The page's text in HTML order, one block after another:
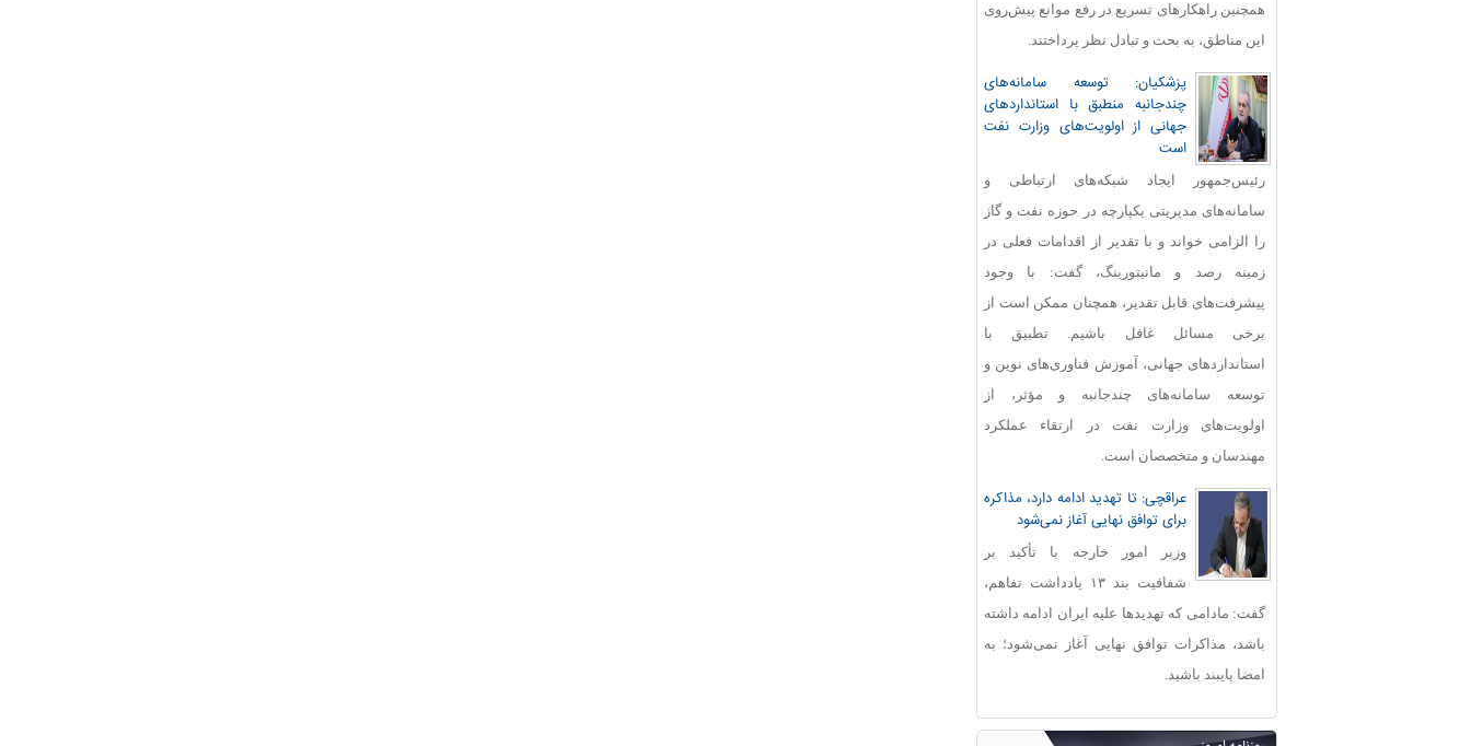
همچنین راهکارهای تسریع در رفع موانع پیش‌روی
این مناطق، به بحث و تبادل نظر پرداختند.
پزشکیان: توسعه سامانه‌های
چندجانبه منطبق با استانداردهای
جهانی از اولویت‌های وزارت نفت
است
رئیس‌جمهور ایجاد شبکه‌های ارتباطی و
سامانه‌های مدیریتی یکپارچه در حوزه نفت و گاز
را الزامی خواند و با تقدیر از اقدامات فعلی در
زمینه رصد و مانیتورینگ، گفت: با وجود
پیشرفت‌های قابل‌ تقدیر، همچنان ممکن است از
برخی مسائل غافل باشیم. تطبیق با
استانداردهای جهانی، آموزش فناوری‌های نوین و
توسعه سامانه‌های چندجانبه و مؤثر، از
اولویت‌های وزارت نفت در ارتقاء عملکرد
مهندسان و متخصصان است.
عراقچی: تا تهدید ادامه دارد، مذاکره
برای توافق نهایی آغاز نمی‌شود
وزیر امور خارجه با تأکید بر
شفافیت بند ۱۳ یادداشت تفاهم،
گفت: مادامی که تهدیدها علیه ایران ادامه داشته
باشد، مذاکرات توافق نهایی آغاز نمی‌شود؛ به
امضا پایبند باشید.